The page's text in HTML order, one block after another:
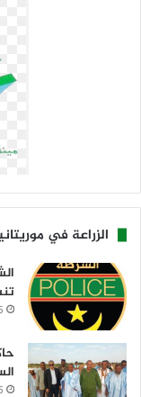
الزراعة في
25
25